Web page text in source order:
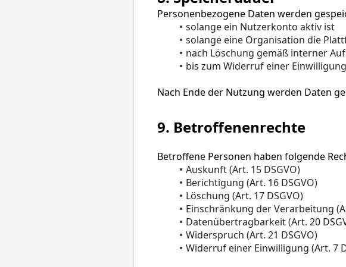
Personenbezogene Daten werden
solange ein Nutzerkonto aktiv ist
solange eine Organisation die
nach Löschung gemäß interner
bis zum Widerruf einer
Nach Ende der Nutzung werden Daten
9. Betroffenenrechte
Betroffene Personen haben folgende
Auskunft (Art. 15 DSGVO)
Berichtigung (Art. 16 DSGVO)
Löschung (Art. 17 DSGVO)
Einschränkung der Verarbeitung
Datenübertragbarkeit (Art. 20
Widerspruch (Art. 21 DSGVO)
Widerruf einer Einwilligung (Art. 7